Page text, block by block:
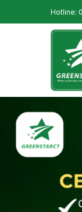
to
Hotline: